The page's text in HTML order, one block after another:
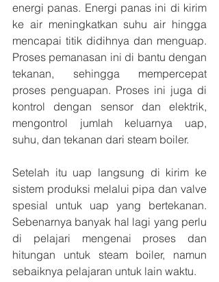
energi panas. Energi panas ini di kirim
ke air meningkatkan suhu air hingga
mencapai titik didihnya dan menguap.
Proses pemanasan ini di bantu dengan
tekanan, sehingga mempercepat
proses penguapan. Proses ini juga di
kontrol dengan sensor dan elektrik,
mengontrol jumlah keluarnya uap,
suhu, dan tekanan dari steam boiler.
Setelah itu uap langsung di kirim ke
sistem produksi melalui pipa dan valve
spesial untuk uap yang bertekanan.
Sebenarnya banyak hal lagi yang perlu
di pelajari mengenai proses dan
hitungan untuk steam boiler, namun
sebaiknya pelajaran untuk lain waktu.